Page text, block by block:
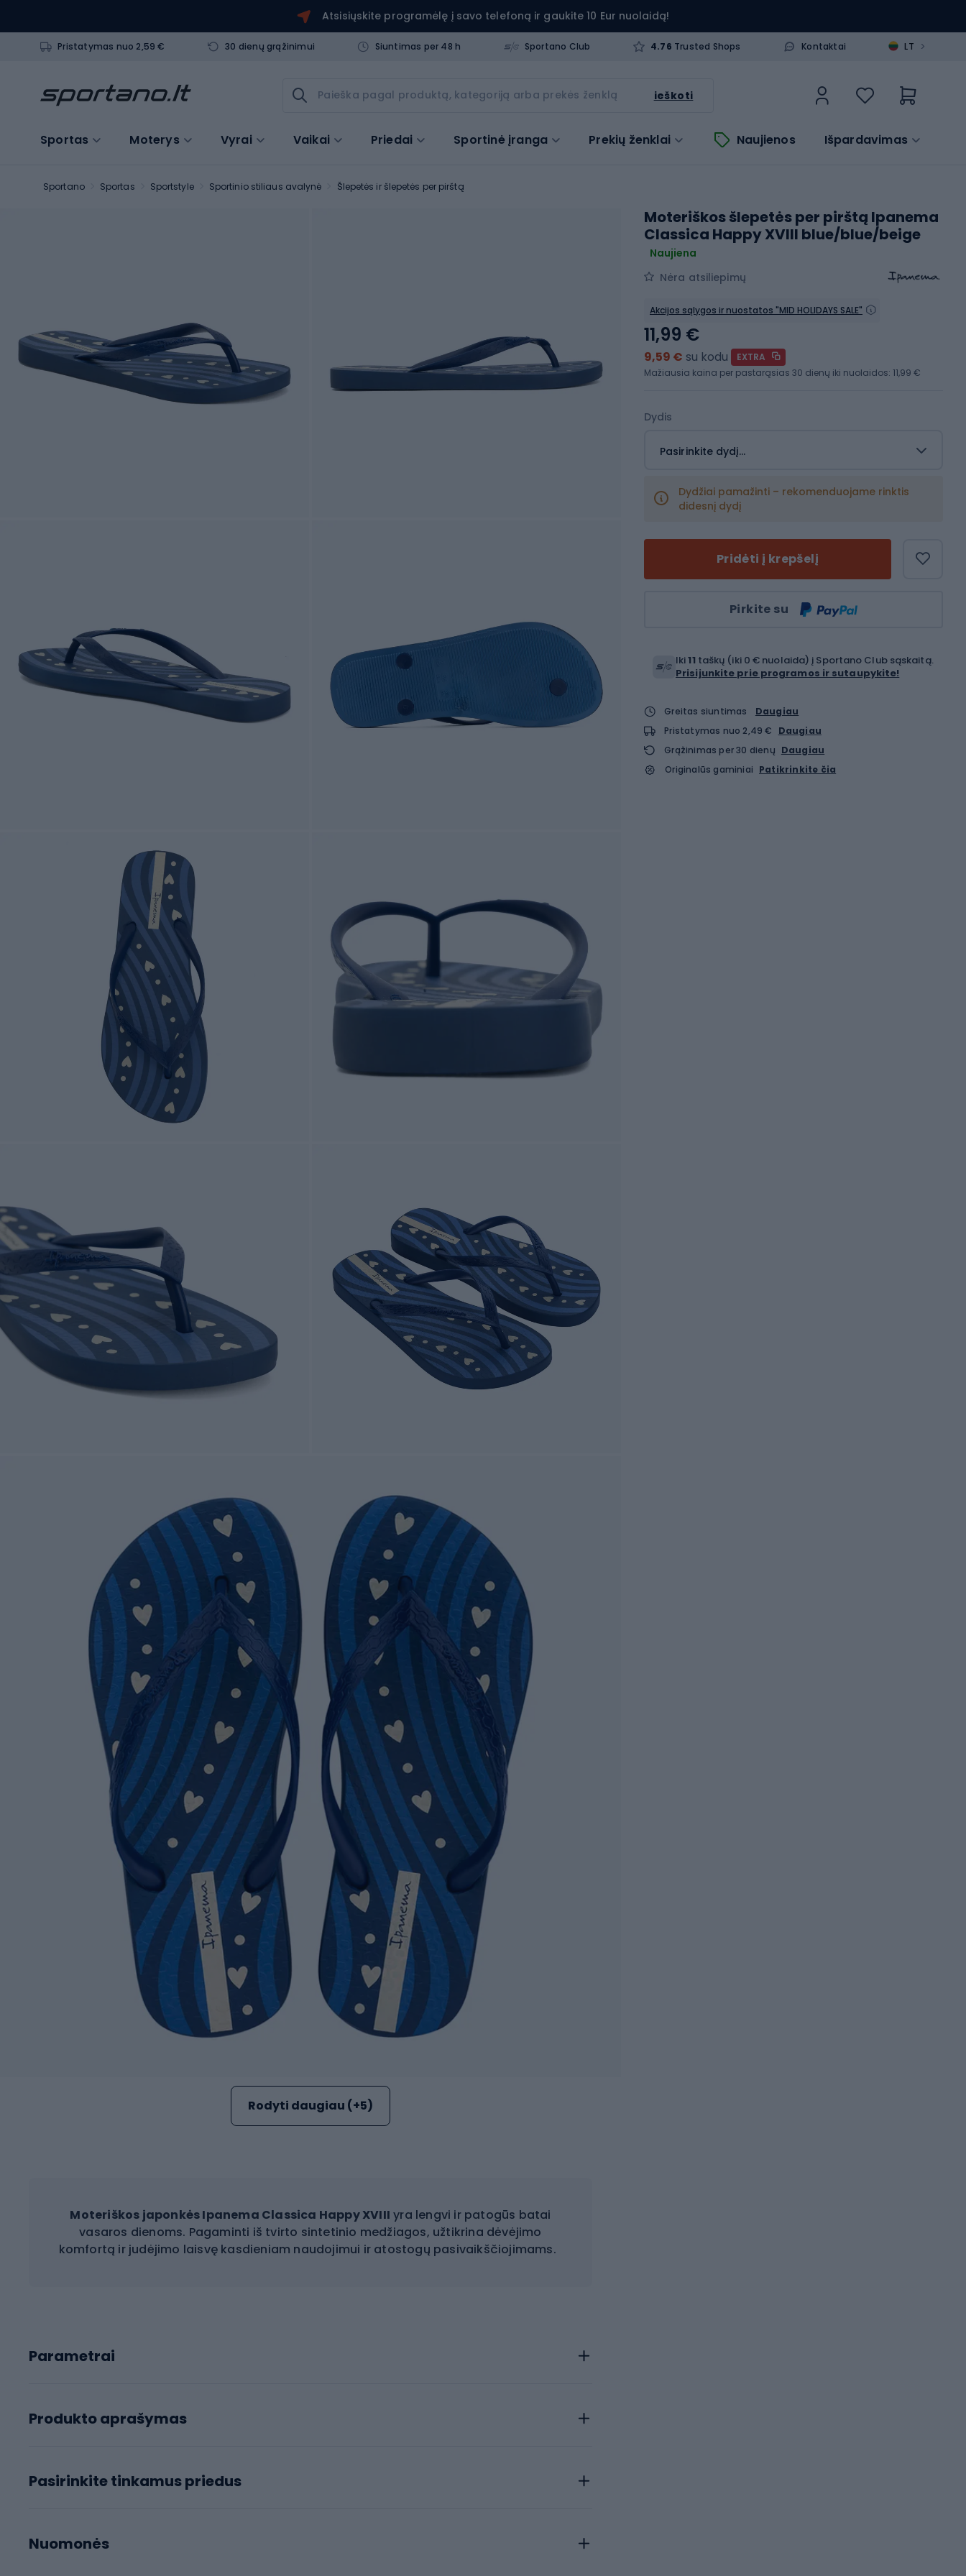
Atsisiųskite programėlę į savo telefoną ir gaukite 10 Eur nuolaidą!
Pristatymas nuo 2,59 € 30 dienų grąžinimui Siuntimas per 48 h Sportano Club 4.76 Trusted Shops Kontaktai LT >
ieškoti
Sportas Moterys Vyrai Vaikai Priedai Sportinė įranga Prekių ženklai Naujienos Išpardavimas
Sportano Sportas Sportstyle Sportinio stiliaus avalynė Šlepetės ir šlepetės per pirštą
Rodyti daugiau (+5)
Moteriškos japonkės Ipanema Classica Happy XVIII yra lengvi ir patogūs batai
vasaros dienoms. Pagaminti iš tvirto sintetinio medžiagos, užtikrina dėvėjimo
komfortą ir judėjimo laisvę kasdieniam naudojimui ir atostogų pasivaikščiojimams.
Parametrai
Produkto aprašymas
Pasirinkite tinkamus priedus
Nuomonės
Moteriškos šlepetės per pirštą Ipanema
Classica Happy XVIII blue/blue/beige
Naujiena
Nėra atsiliepimų
Akcijos sąlygos ir nuostatos "MID HOLIDAYS SALE"
Dydis
Pasirinkite dydį...
Dydžiai pamažinti – rekomenduojame rinktis
didesnį dydį
Pridėti į krepšelį
Pirkite su
11,99 €
9,59 € su kodu
EXTRA
Mažiausia kaina per pastarąsias 30 dienų iki nuolaidos: 11,99 €
Iki11 taškų (iki 0 € nuolaida) į Sportano Club sąskaitą.
Prisijunkite prie programos ir sutaupykite!
Greitas siuntimas
Daugiau
Pristatymas nuo 2,49 €
Daugiau
Grąžinimas per 30 dienų Daugiau
Originalūs gaminiai Patikrinkite čia